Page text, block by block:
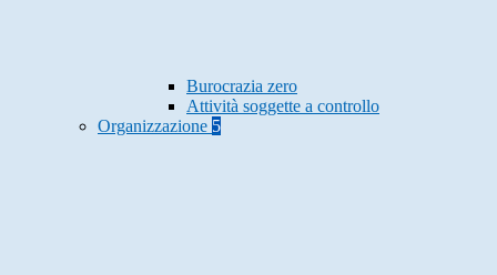
Burocrazia zero
Attività soggette a controllo
Organizzazione 5